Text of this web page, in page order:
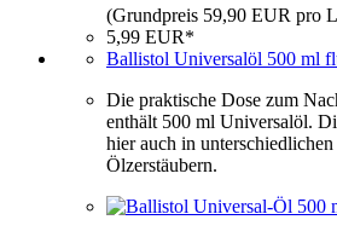
(Grundpreis 59,90 EUR pro
5,99 EUR*
Ballistol Universalöl 500 ml
Die praktische Dose zum
enthält 500 ml Universalöl.
hier auch in
Ölzerstäubern.